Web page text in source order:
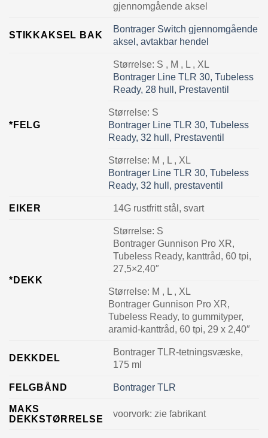
gjennomgående aksel
STIKKAKSEL BAK
Bontrager Switch gjennomgående
aksel, avtakbar hendel
*FELG
Størrelse: S , M , L , XL
Bontrager Line TLR 30, Tubeless
Ready, 28 hull, Prestaventil
Størrelse: S
Bontrager Line TLR 30, Tubeless
Ready, 32 hull, Prestaventil
Størrelse: M , L , XL
Bontrager Line TLR 30, Tubeless
Ready, 32 hull, prestaventil
EIKER 14G rustfritt stål, svart
*DEKK
Størrelse: S
Bontrager Gunnison Pro XR,
Tubeless Ready, kanttråd, 60 tpi,
27,5×2,40″
Størrelse: M , L , XL
Bontrager Gunnison Pro XR,
Tubeless Ready, to gummityper,
aramid-kanttråd, 60 tpi, 29 x 2,40″
DEKKDEL
Bontrager TLR-tetningsvæske,
175 ml
FELGBÅND
Bontrager TLR
MAKS
DEKKSTØRRELSE
voorvork: zie fabrikant